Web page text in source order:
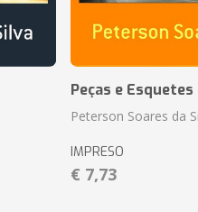
Peças e
Peterson Soares da
IMPRESO
€ 7,73